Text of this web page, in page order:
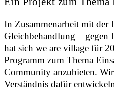
In Zusammenarbeit mit der
Gleichbehandlung –
hat sich we are village für
Programm zum Thema
Community anzubieten.
Verständnis dafür